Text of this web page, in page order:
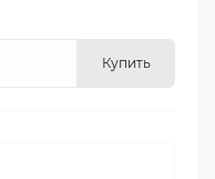
Купить